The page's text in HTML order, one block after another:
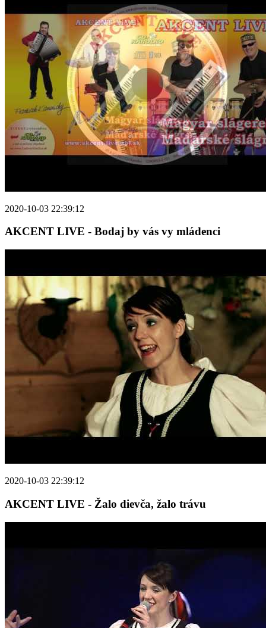
2020-10-03 22:39:12
AKCENT LIVE - Bodaj by vás vy mládenci
2020-10-03 22:39:12
AKCENT LIVE - Žalo dievča, žalo trávu